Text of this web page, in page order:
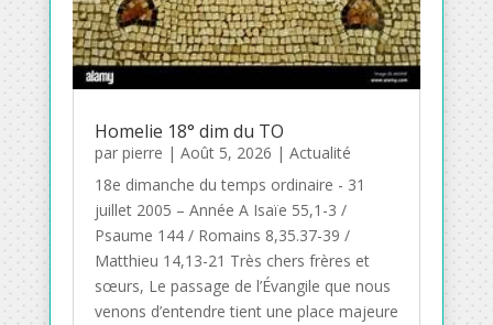
Homelie 18° dim du TO
par pierre | Août 5, 2026 | Actualité
18e dimanche du temps ordinaire - 31
juillet 2005 – Année A Isaïe 55,1-3 /
Psaume 144 / Romains 8,35.37-39 /
Matthieu 14,13-21 Très chers frères et
sœurs, Le passage de l’Évangile que nous
venons d’entendre tient une place majeure